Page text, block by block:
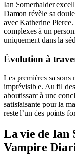
Ian Somerhalder
Damon révèle sa
avec Katherine
complexes à un
uniquement dans la
Évolution à
Les premières saisons
imprévisible. Au fil
aboutissant à une
satisfaisante pour la
reste l’un des points
La vie de Ian
Vampire